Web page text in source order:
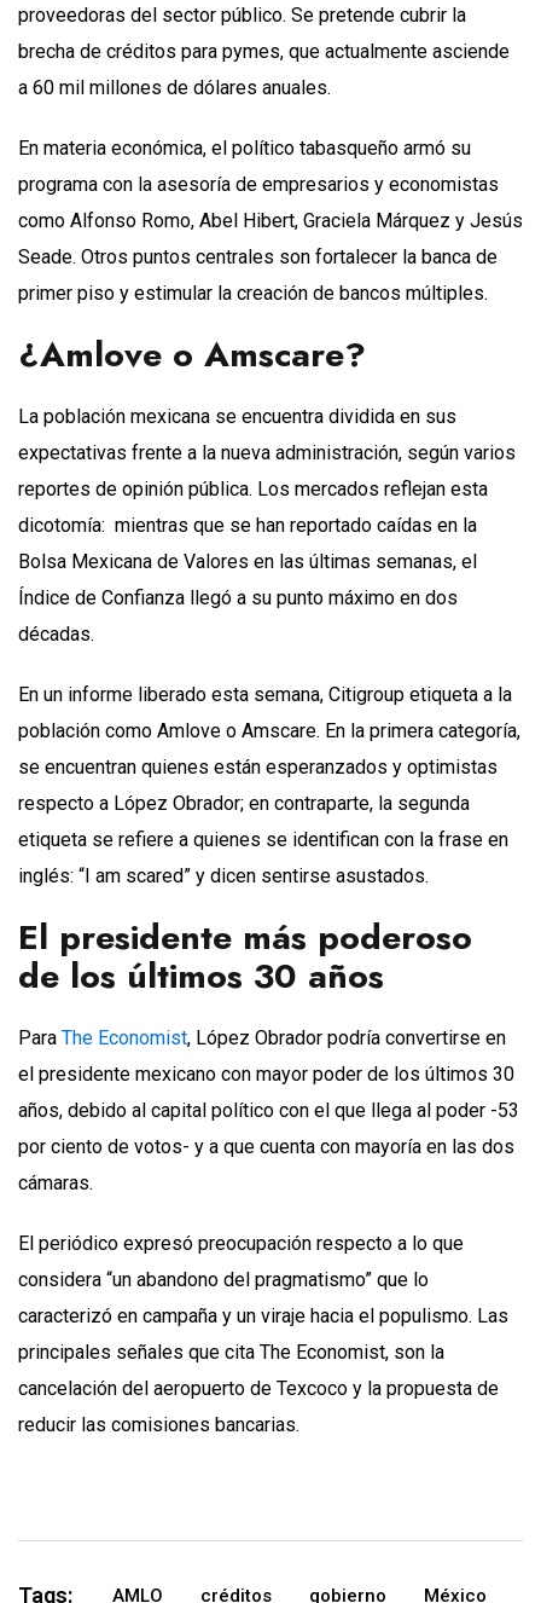
proveedoras del sector público. Se pretende cubrir la
brecha de créditos para pymes, que actualmente asciende
a 60 mil millones de dólares anuales.
En materia económica, el político tabasqueño armó su
programa con la asesoría de empresarios y economistas
como Alfonso Romo, Abel Hibert, Graciela Márquez y Jesús
Seade. Otros puntos centrales son fortalecer la banca de
primer piso y estimular la creación de bancos múltiples.
¿Amlove o Amscare?
La población mexicana se encuentra dividida en sus
expectativas frente a la nueva administración, según varios
reportes de opinión pública. Los mercados reflejan esta
dicotomía: mientras que se han reportado caídas en la
Bolsa Mexicana de Valores en las últimas semanas, el
Índice de Confianza llegó a su punto máximo en dos
décadas.
En un informe liberado esta semana, Citigroup etiqueta a la
población como Amlove o Amscare. En la primera categoría,
se encuentran quienes están esperanzados y optimistas
respecto a López Obrador; en contraparte, la segunda
etiqueta se refiere a quienes se identifican con la frase en
inglés: “I am scared” y dicen sentirse asustados.
El presidente más poderoso
de los últimos 30 años
Para The Economist, López Obrador podría convertirse en
el presidente mexicano con mayor poder de los últimos 30
años, debido al capital político con el que llega al poder -53
por ciento de votos- y a que cuenta con mayoría en las dos
cámaras.
El periódico expresó preocupación respecto a lo que
considera “un abandono del pragmatismo” que lo
caracterizó en campaña y un viraje hacia el populismo. Las
principales señales que cita The Economist, son la
cancelación del aeropuerto de Texcoco y la propuesta de
reducir las comisiones bancarias.
Tags: AMLO créditos gobierno México